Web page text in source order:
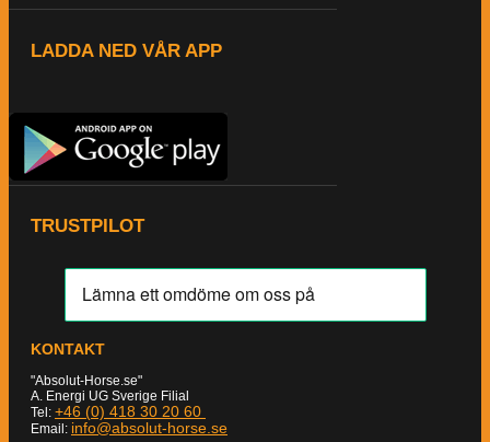
LADDA NED VÅR APP
TRUSTPILOT
KONTAKT
"Absolut-Horse.se"
A. Energi UG Sverige Filial
Tel: +46 (0) 418 30 20 60
Email: info@absolut-horse.se